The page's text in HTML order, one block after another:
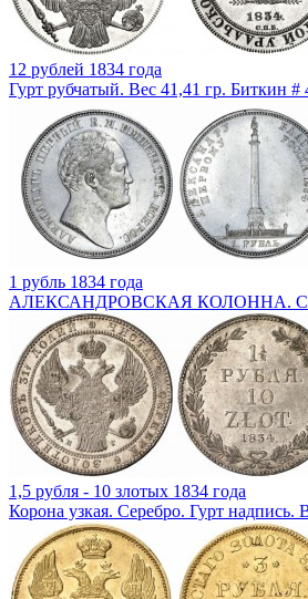
12 рублей 1834 года
Гурт рубчатый. Вес 41,41 гр. Биткин
1 рубль 1834 года
АЛЕКСАНДРОВСКАЯ КОЛОННА.
1,5 рубля - 10 злотых 1834 года
Корона узкая. Серебро. Гурт